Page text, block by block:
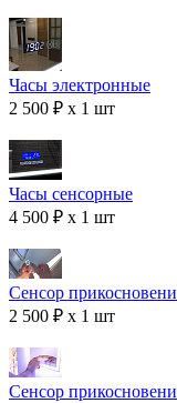
Часы электронные
2 500 ₽ x 1 шт
Часы сенсорные
4 500 ₽ x 1 шт
Сенсор
2 500 ₽ x 1 шт
Сенсор